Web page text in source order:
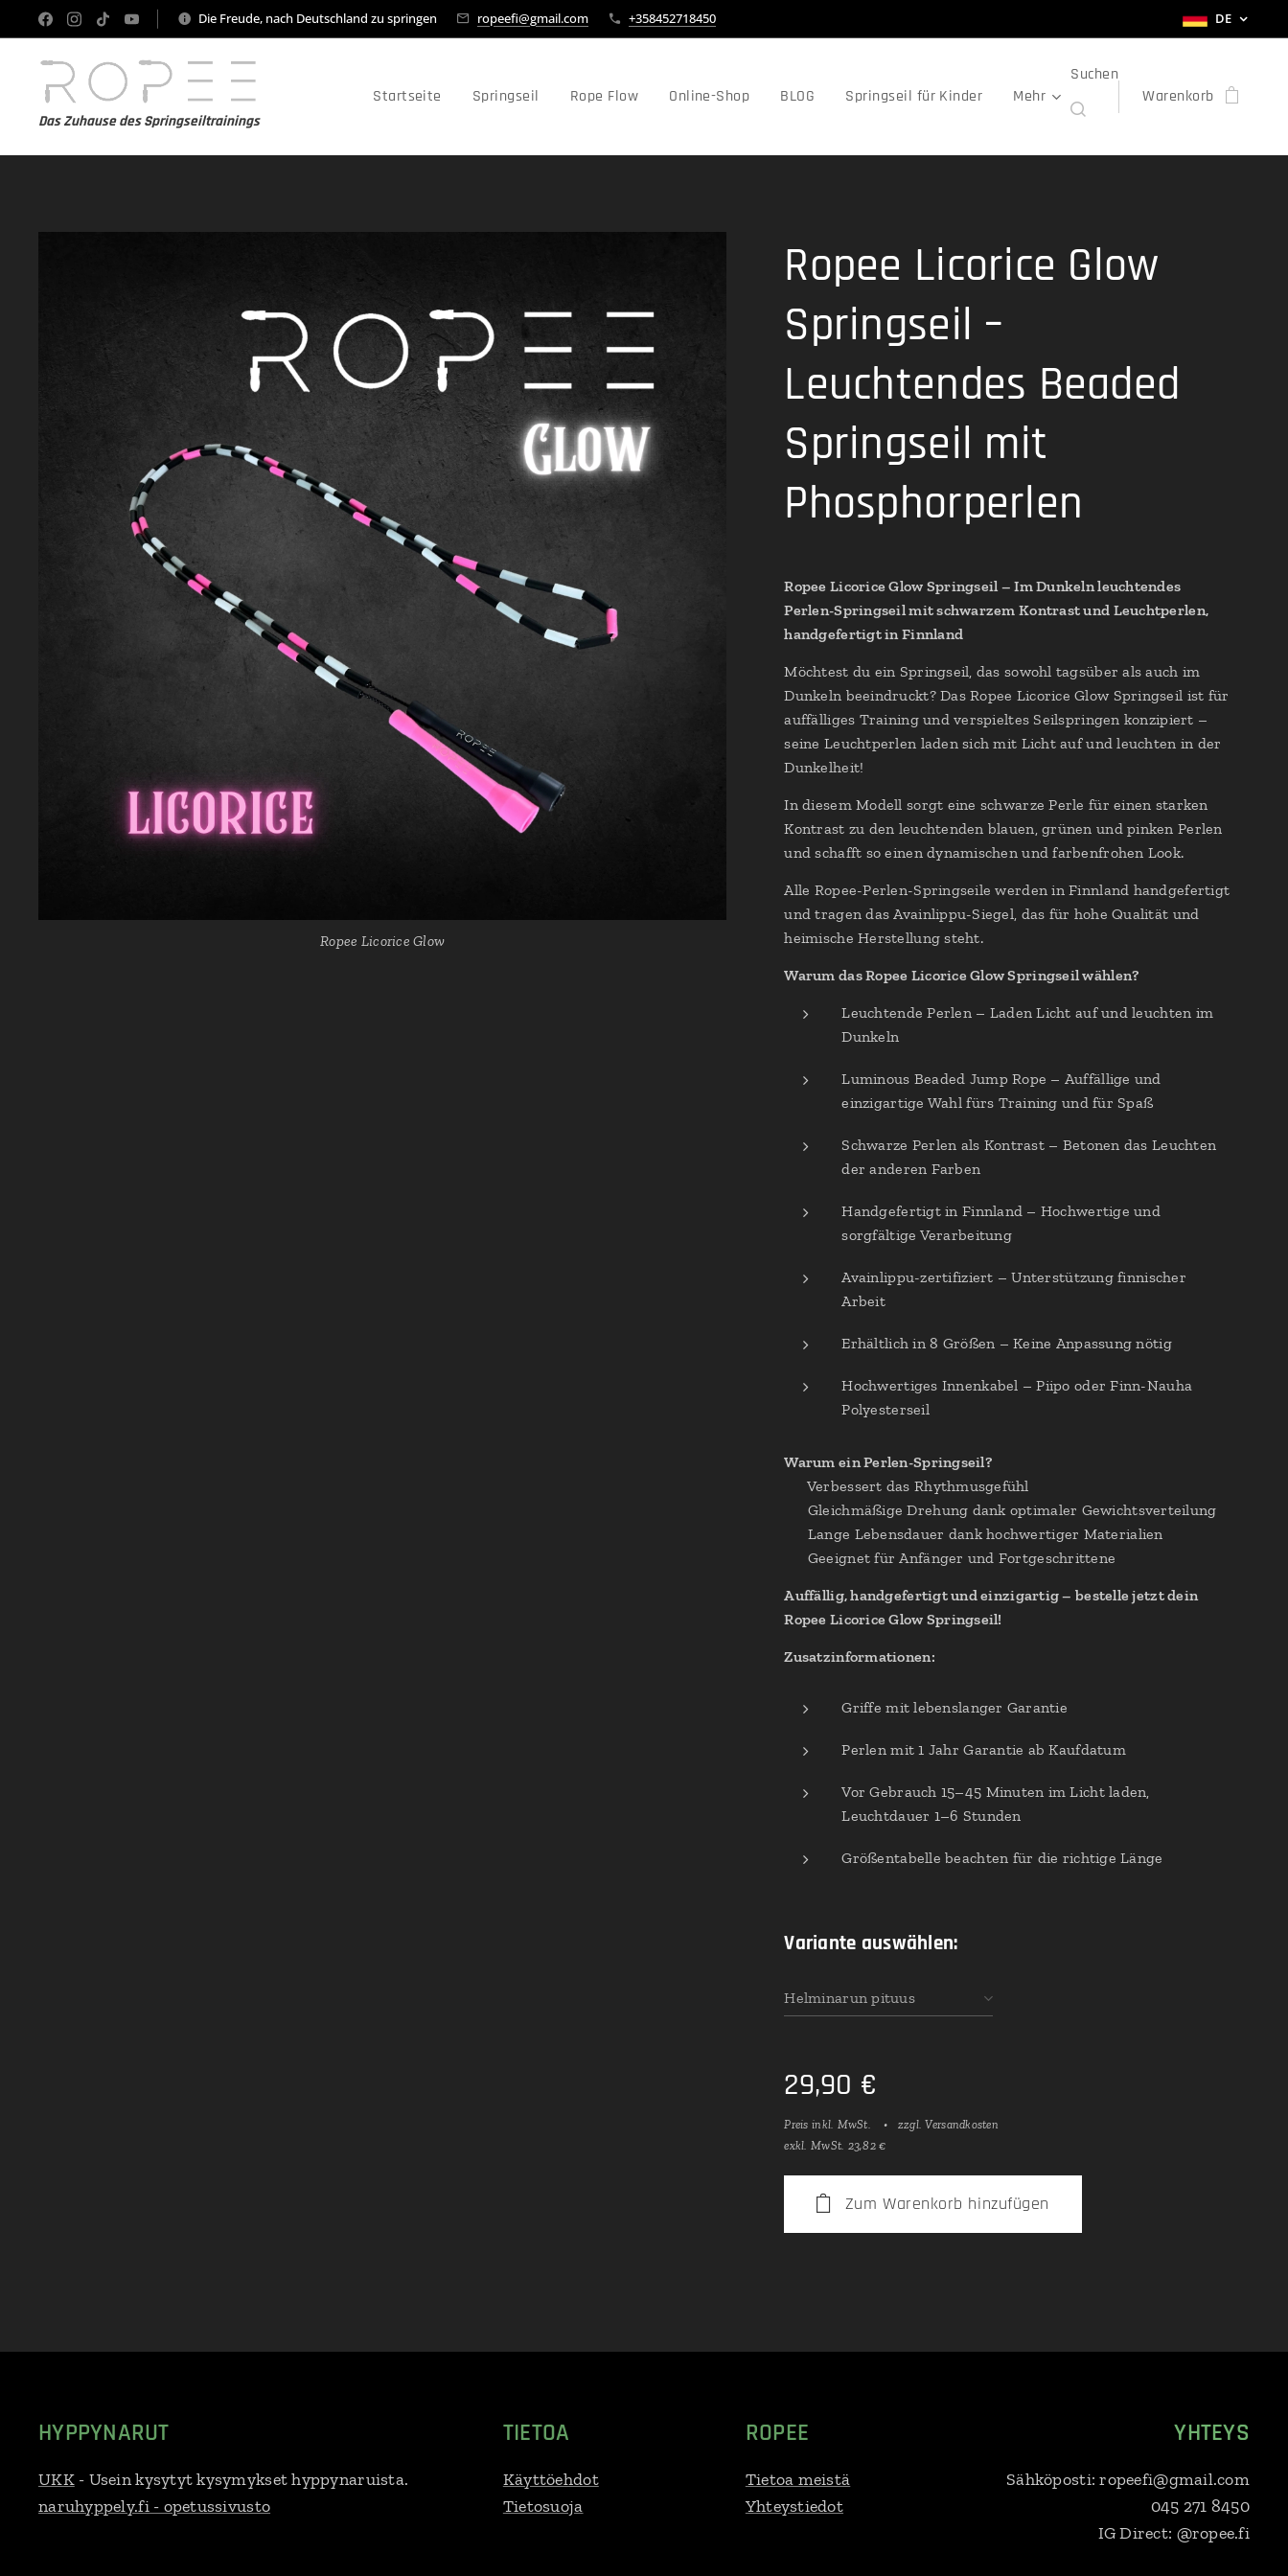
Die Freude, nach Deutschland zu springen ropeefi@gmail.com +358452718450 DE
Das Zuhause des Springseiltrainings
Startseite Springseil Rope Flow Online-Shop BLOG Springseil für Kinder Mehr
Suchen
Warenkorb
Ropee Licorice Glow
Springseil –
Leuchtendes Beaded
Springseil mit
Phosphorperlen
Ropee Licorice Glow
Ropee Licorice Glow Springseil – Im Dunkeln leuchtendes
Perlen-Springseil mit schwarzem Kontrast und Leuchtperlen,
handgefertigt in Finnland
Möchtest du ein Springseil, das sowohl tagsüber als auch im
Dunkeln beeindruckt? Das Ropee Licorice Glow Springseil ist für
auffälliges Training und verspieltes Seilspringen konzipiert –
seine Leuchtperlen laden sich mit Licht auf und leuchten in der
Dunkelheit!
In diesem Modell sorgt eine schwarze Perle für einen starken
Kontrast zu den leuchtenden blauen, grünen und pinken Perlen
und schafft so einen dynamischen und farbenfrohen Look.
Alle Ropee-Perlen-Springseile werden in Finnland handgefertigt
und tragen das Avainlippu-Siegel, das für hohe Qualität und
heimische Herstellung steht.
Warum das Ropee Licorice Glow Springseil wählen?
Leuchtende Perlen – Laden Licht auf und leuchten im
Dunkeln
Luminous Beaded Jump Rope – Auffällige und
einzigartige Wahl fürs Training und für Spaß
Schwarze Perlen als Kontrast – Betonen das Leuchten
der anderen Farben
Handgefertigt in Finnland – Hochwertige und
sorgfältige Verarbeitung
Avainlippu-zertifiziert – Unterstützung finnischer
Arbeit
Erhältlich in 8 Größen – Keine Anpassung nötig
Hochwertiges Innenkabel – Piipo oder Finn-Nauha
Polyesterseil
Warum ein Perlen-Springseil?
✔ Verbessert das Rhythmusgefühl
✔ Gleichmäßige Drehung dank optimaler Gewichtsverteilung
✔ Lange Lebensdauer dank hochwertiger Materialien
✔ Geeignet für Anfänger und Fortgeschrittene
Auffällig, handgefertigt und einzigartig – bestelle jetzt dein
Ropee Licorice Glow Springseil!
Zusatzinformationen:
Griffe mit lebenslanger Garantie
Perlen mit 1 Jahr Garantie ab Kaufdatum
Vor Gebrauch 15–45 Minuten im Licht laden,
Leuchtdauer 1–6 Stunden
Größentabelle beachten für die richtige Länge
Variante auswählen:
Helminarun pituus
29,90 €
Preis inkl. MwSt.
zzgl. Versandkosten
exkl. MwSt. 23,82 €
Zum Warenkorb hinzufügen
HYPPYNARUT
UKK- Usein kysytyt kysymykset hyppynaruista.
naruhyppely.fi - opetussivusto
TIETOA
Käyttöehdot
Tietosuoja
ROPEE
Tietoa meistä
Yhteystiedot
YHTEYS
Sähköposti: ropeefi@gmail.com
045 271 8450
IG Direct: @ropee.fi